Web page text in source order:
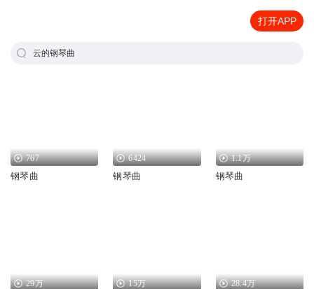
打开APP
云的钢琴曲
767
钢琴曲
6424
钢琴曲
1.1万
钢琴曲
29万 15万 28.4万